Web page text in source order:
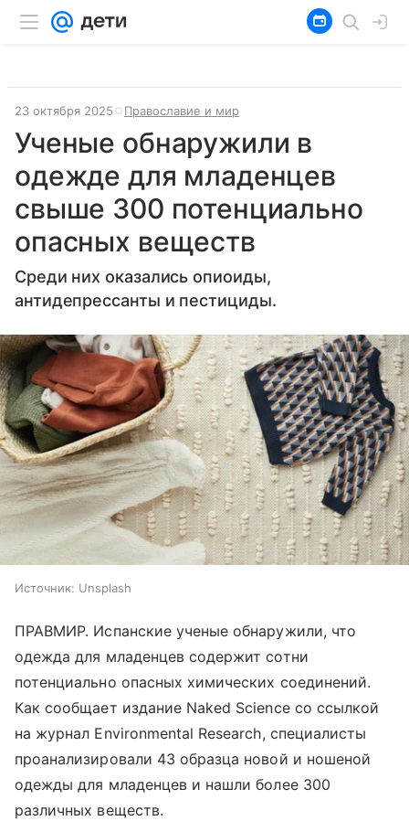
23 октября 2025 Православие и мир
Ученые обнаружили в
одежде для младенцев
свыше 300 потенциально
опасных веществ
Среди них оказались опиоиды,
антидепрессанты и пестициды.
Источник: Unsplash
ПРАВМИР. Испанские ученые обнаружили, что
одежда для младенцев содержит сотни
потенциально опасных химических соединений.
Как сообщает издание Naked Science со ссылкой
на журнал Environmental Research, специалисты
проанализировали 43 образца новой и ношеной
одежды для младенцев и нашли более 300
различных веществ.